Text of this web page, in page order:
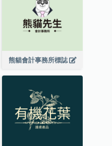
熊貓會計事務所標誌